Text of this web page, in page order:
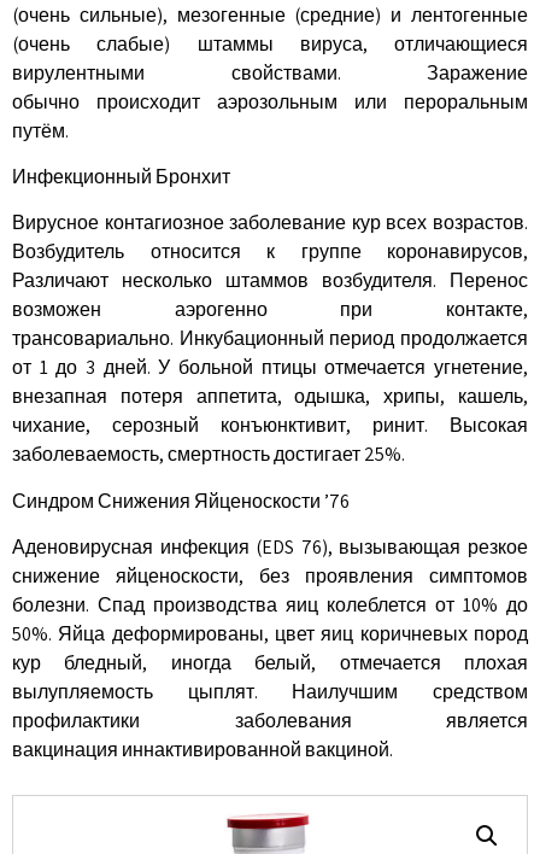
(очень сильные), мезогенные (средние) и лентогенные
(очень слабые) штаммы вируса, отличающиеся
вирулентными свойствами. Заражение
обычно происходит аэрозольным или пероральным
путём.
Инфекционный Бронхит
Вирусное контагиозное заболевание кур всех возрастов.
Возбудитель относится к группе коронавирусов,
Различают несколько штаммов возбудителя. Перенос
возможен аэрогенно при контакте,
трансовариально. Инкубационный период продолжается
от 1 до 3 дней. У больной птицы отмечается угнетение,
внезапная потеря аппетита, одышка, хрипы, кашель,
чихание, серозный конъюнктивит, ринит. Высокая
заболеваемость, смертность достигает 25%.
Синдром Снижения Яйценоскости ’76
Аденовирусная инфекция (EDS 76), вызывающая резкое
снижение яйценоскости, без проявления симптомов
болезни. Спад производства яиц колеблется от 10% до
50%. Яйца деформированы, цвет яиц коричневых пород
кур бледный, иногда белый, отмечается плохая
вылупляемость цыплят. Наилучшим средством
профилактики заболевания является
вакцинация иннактивированной вакциной.